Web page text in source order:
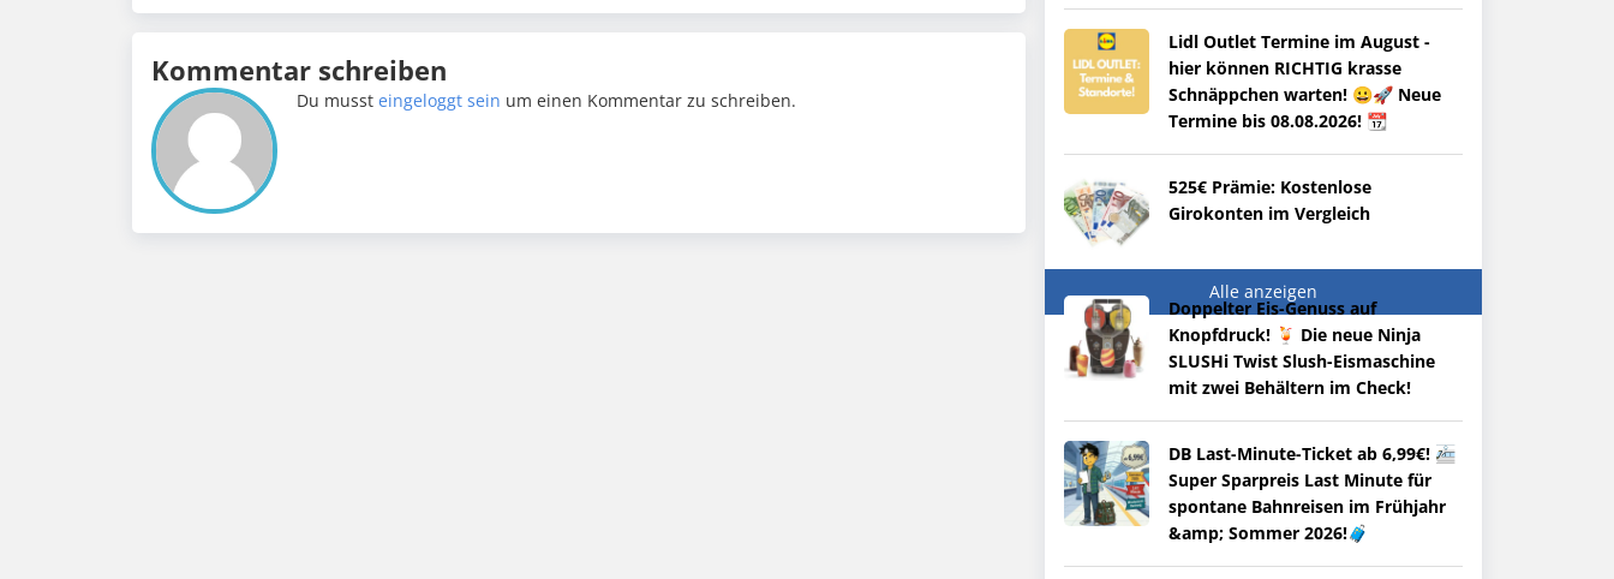
Kommentar schreiben
Du mussteingeloggt sein um einen Kommentar zu schreiben.
Lidl Outlet Termine im August -
hier können RICHTIG krasse
Schnäppchen warten! 😀🚀 Neue
Termine bis 08.08.2026! 📆
525€ Prämie: Kostenlose
Girokonten im Vergleich
Alle anzeigen
Doppelter Eis-Genuss auf
Knopfdruck! 🍹 Die neue Ninja
SLUSHi Twist Slush-Eismaschine
mit zwei Behältern im Check!
DB Last-Minute-Ticket ab 6,99€! 🚈
Super Sparpreis Last Minute für
spontane Bahnreisen im Frühjahr
&amp; Sommer 2026!🧳